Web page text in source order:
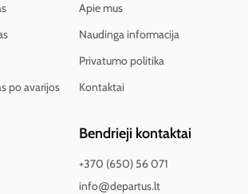
po avarijos
Apie mus
Naudinga informacija
Privatumo politika
Kontaktai
Bendrieji kontaktai
+370 (650) 56 071
info@departus.lt